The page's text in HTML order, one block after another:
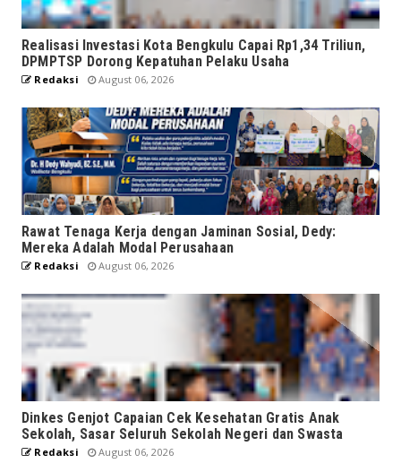
Realisasi Investasi Kota Bengkulu Capai Rp1,34 Triliun,
DPMPTSP Dorong Kepatuhan Pelaku Usaha
Redaksi August 06, 2026
Rawat Tenaga Kerja dengan Jaminan Sosial, Dedy:
Mereka Adalah Modal Perusahaan
Redaksi August 06, 2026
Dinkes Genjot Capaian Cek Kesehatan Gratis Anak
Sekolah, Sasar Seluruh Sekolah Negeri dan Swasta
Redaksi August 06, 2026